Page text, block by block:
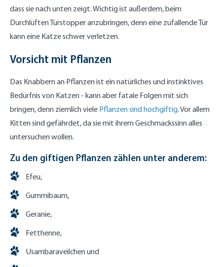
dass sie nach unten zeigt. Wichtig ist außerdem, beim
Durchlüften Türstopper anzubringen, denn eine zufallende Tür
kann eine Katze schwer verletzen.
Vorsicht mit Pflanzen
Das Knabbern an Pflanzen ist ein natürliches und instinktives
Bedürfnis von Katzen - kann aber fatale Folgen mit sich
bringen, denn ziemlich viele Pflanzen sind hochgiftig. Vor allem
Kitten sind gefährdet, da sie mit ihrem Geschmackssinn alles
untersuchen wollen.
Zu den giftigen Pflanzen zählen unter anderem:
Efeu,
Gummibaum,
Geranie,
Fetthenne,
Usambaraveilchen und